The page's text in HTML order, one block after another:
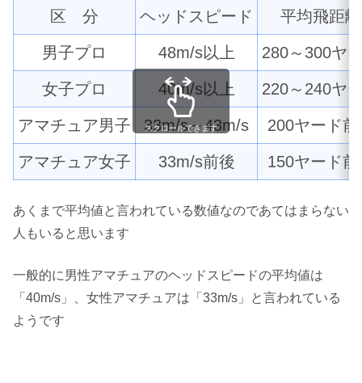
区 分 ヘッドスピード 平均飛距離
男子プロ 48m/s以上 280～300ヤ
女子プロ 40m/s以上 220～240ヤ
アマチュア男子 33m/s～43m/s 200ヤード前
アマチュア女子 33m/s前後 150ヤード前
スクロールできます
あくまで平均値と言われている数値なのであてはまらない
人もいると思います
一般的に男性アマチュアのヘッドスピードの平均値は
「40m/s」、女性アマチュアは「33m/s」と言われている
ようです